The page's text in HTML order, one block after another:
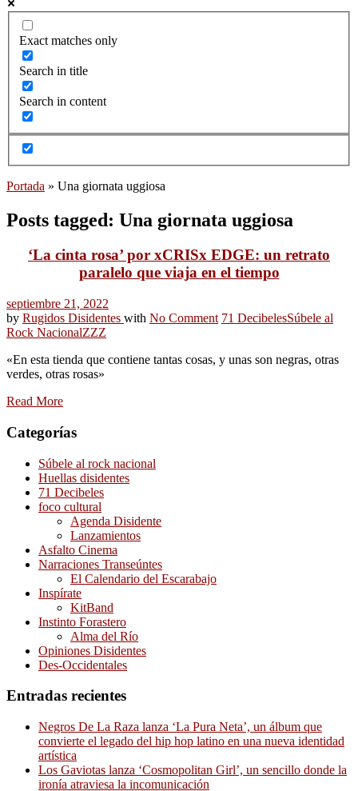
Exact matches only
Search in title
Search in content
Portada » Una giornata uggiosa
Posts tagged: Una giornata uggiosa
‘La cinta rosa’ por xCRISx EDGE: un retrato
paralelo que viaja en el tiempo
septiembre 21, 2022
by Rugidos Disidentes with No Comment 71 DecibelesSúbele al
Rock NacionalZZZ
«En esta tienda que contiene tantas cosas, y unas son negras, otras
verdes, otras rosas»
Read More
Categorías
Súbele al rock nacional
Huellas disidentes
71 Decibeles
foco cultural
Agenda Disidente
Lanzamientos
Asfalto Cinema
Narraciones Transeúntes
El Calendario del Escarabajo
Inspírate
KitBand
Instinto Forastero
Alma del Río
Opiniones Disidentes
Des-Occidentales
Entradas recientes
Negros De La Raza lanza ‘La Pura Neta’, un álbum que
convierte el legado del hip hop latino en una nueva identidad
artística
Los Gaviotas lanza ‘Cosmopolitan Girl’, un sencillo donde la
ironía atraviesa la incomunicación